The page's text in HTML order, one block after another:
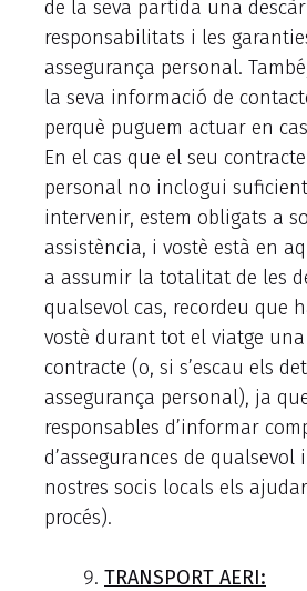
de la seva partida una
responsabilitats i les
assegurança personal.
la seva informació de
perquè puguem actuar en
En el cas que el seu
personal no inclogui
intervenir, estem obligats a
assistència, i vostè està en
a assumir la totalitat de les
qualsevol cas, recordeu que
vostè durant tot el viatge
contracte (o, si s’escau els
assegurança personal), ja
responsables d’informar
d’assegurances de qualsevol
nostres socis locals els
procés).
TRANSPORT AERI: